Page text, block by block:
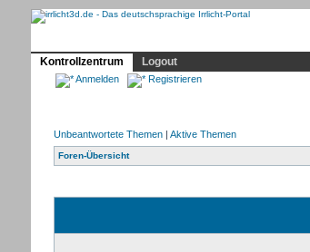
Kontrollzentrum
Logout
Anmelden Registrieren
Unbeantwortete Themen| Aktive Themen
Foren-Übersicht